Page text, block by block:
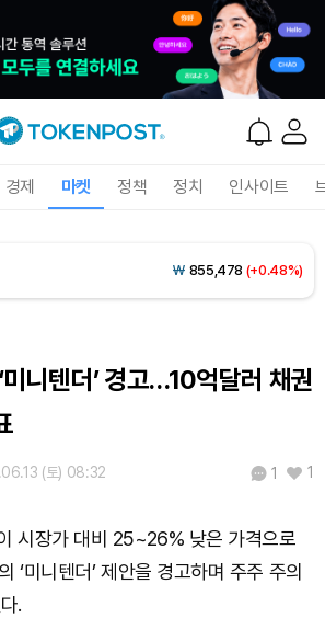
경제 마켓 정책 정치 인사이트
₩ 99.40(-0.77%)
91,762,896(+0.20%)
2,710,871(+0.18%)
₩ 1,407 (-0.01%)
108,742 (+1.10%)
₩ 99.40(-0.77%)
니텐더’ 경고…10억달러 채권
(토) 08:32 1 1
시장가 대비 25~26% 낮은 가격으로
‘미니텐더’ 제안을 경고하며 주주 주의
.